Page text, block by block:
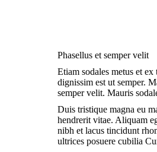
Phasellus et semper velit
Etiam sodales metus et
dignissim est ut semper.
semper velit. Mauris
Duis tristique magna eu
hendrerit vitae. Aliquam
nibh et lacus tincidunt
ultrices posuere cubilia